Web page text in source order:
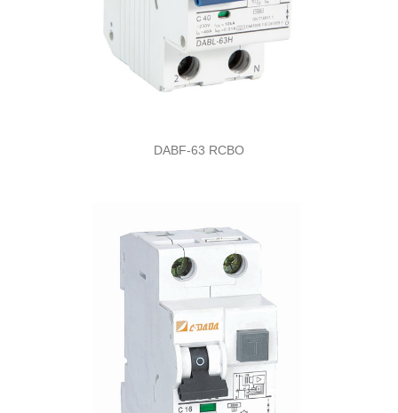
DABF-63 RCBO